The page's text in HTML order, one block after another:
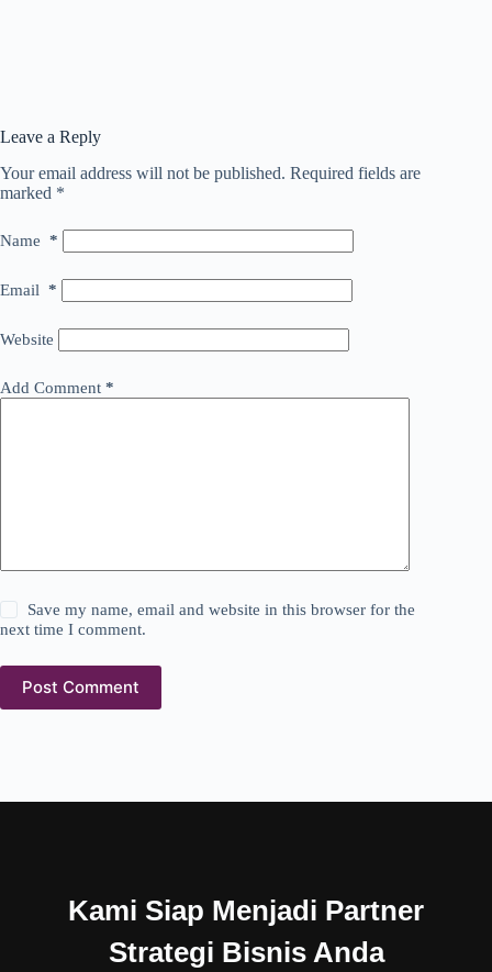
Leave a Reply
Your email address will not be published. Required fields are
marked *
Name *
Email *
Website
Add Comment *
Save my name, email and website in this browser for the
next time I comment.
Post Comment
Kami Siap Menjadi Partner
Strategi Bisnis Anda